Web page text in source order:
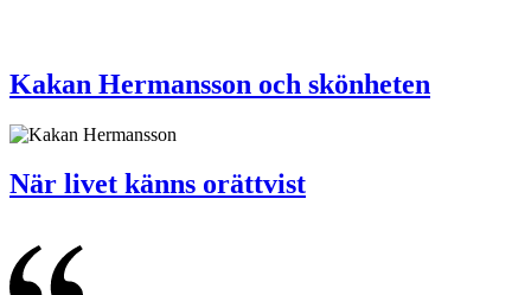
Kakan Hermansson och skönheten
När livet känns orättvist